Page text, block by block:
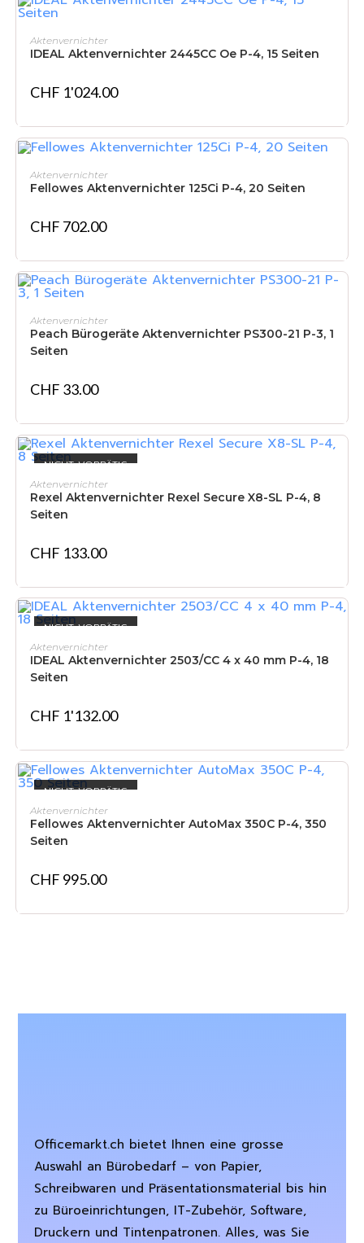
Aktenvernichter
IDEAL Aktenvernichter 2445CC Oe P-4, 15 Seiten
CHF 1'024.00
Aktenvernichter
Fellowes Aktenvernichter 125Ci P-4, 20 Seiten
CHF 702.00
Aktenvernichter
Peach Bürogeräte Aktenvernichter PS300-21 P-3, 1
Seiten
CHF 33.00
NICHT VORRÄTIG
Aktenvernichter
Rexel Aktenvernichter Rexel Secure X8-SL P-4, 8
Seiten
CHF 133.00
NICHT VORRÄTIG
Aktenvernichter
IDEAL Aktenvernichter 2503/CC 4 x 40 mm P-4, 18
Seiten
CHF 1'132.00
NICHT VORRÄTIG
Aktenvernichter
Fellowes Aktenvernichter AutoMax 350C P-4, 350
Seiten
CHF 995.00
Officemarkt.ch bietet Ihnen eine grosse
Auswahl an Bürobedarf – von Papier,
Schreibwaren und Präsentationsmaterial bis hin
zu Büroeinrichtungen, IT-Zubehör, Software,
Druckern und Tintenpatronen. Alles, was Sie